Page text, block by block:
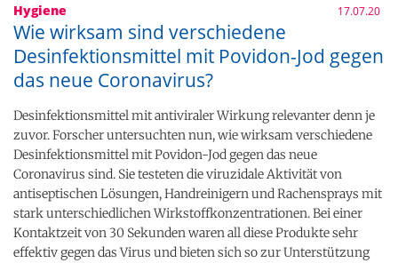
Hygiene 17.07.20
Wie wirksam sind verschiedene
Desinfektionsmittel mit Povidon-Jod gegen
das neue Coronavirus?
Desinfektionsmittel mit antiviraler Wirkung relevanter denn je
zuvor. Forscher untersuchten nun, wie wirksam verschiedene
Desinfektionsmittel mit Povidon-Jod gegen das neue
Coronavirus sind. Sie testeten die viruzidale Aktivität von
antiseptischen Lösungen, Handreinigern und Rachensprays mit
stark unterschiedlichen Wirkstoffkonzentrationen. Bei einer
Kontaktzeit von 30 Sekunden waren all diese Produkte sehr
effektiv gegen das Virus und bieten sich so zur Unterstützung